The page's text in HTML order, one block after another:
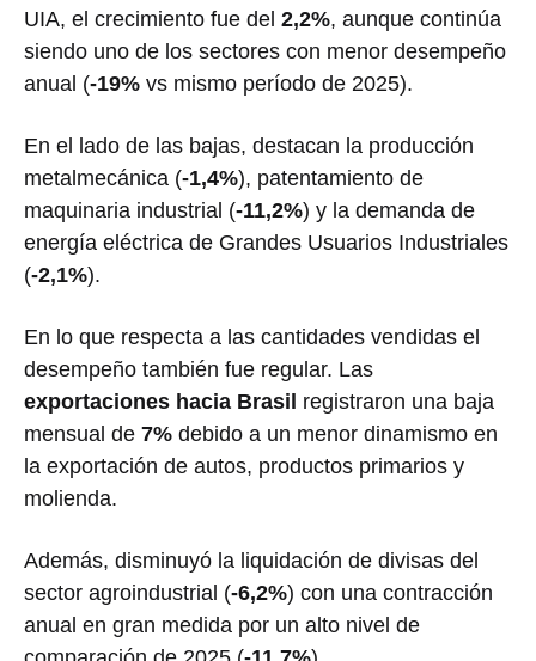
UIA, el crecimiento fue del 2,2%, aunque continúa
siendo uno de los sectores con menor desempeño
anual (-19% vs mismo período de 2025).
En el lado de las bajas, destacan la producción
metalmecánica (-1,4%), patentamiento de
maquinaria industrial (-11,2%) y la demanda de
energía eléctrica de Grandes Usuarios Industriales
(-2,1%).
En lo que respecta a las cantidades vendidas el
desempeño también fue regular. Las
exportaciones hacia Brasil registraron una baja
mensual de 7% debido a un menor dinamismo en
la exportación de autos, productos primarios y
molienda.
Además, disminuyó la liquidación de divisas del
sector agroindustrial (-6,2%) con una contracción
anual en gran medida por un alto nivel de